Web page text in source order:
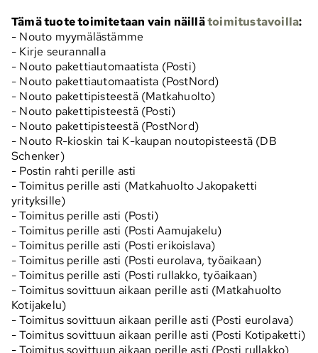
Tämä tuote toimitetaan vain näillätoimitustavoilla:
- Nouto myymälästämme
- Kirje seurannalla
- Nouto pakettiautomaatista (Posti)
- Nouto pakettiautomaatista (PostNord)
- Nouto pakettipisteestä (Matkahuolto)
- Nouto pakettipisteestä (Posti)
- Nouto pakettipisteestä (PostNord)
- Nouto R-kioskin tai K-kaupan noutopisteestä (DB
Schenker)
- Postin rahti perille asti
- Toimitus perille asti (Matkahuolto Jakopaketti
yrityksille)
- Toimitus perille asti (Posti)
- Toimitus perille asti (Posti Aamujakelu)
- Toimitus perille asti (Posti erikoislava)
- Toimitus perille asti (Posti eurolava, työaikaan)
- Toimitus perille asti (Posti rullakko, työaikaan)
- Toimitus sovittuun aikaan perille asti (Matkahuolto
Kotijakelu)
- Toimitus sovittuun aikaan perille asti (Posti eurolava)
- Toimitus sovittuun aikaan perille asti (Posti Kotipaketti)
- Toimitus sovittuun aikaan perille asti (Posti rullakko)